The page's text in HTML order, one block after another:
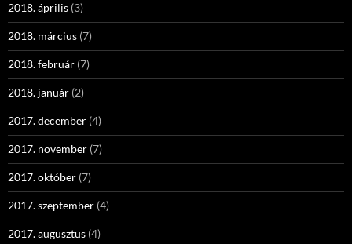
2018. április (3)
2018. március (7)
2018. február (7)
2018. január (2)
2017. december (4)
2017. november (7)
2017. október (7)
2017. szeptember (4)
2017. augusztus (4)